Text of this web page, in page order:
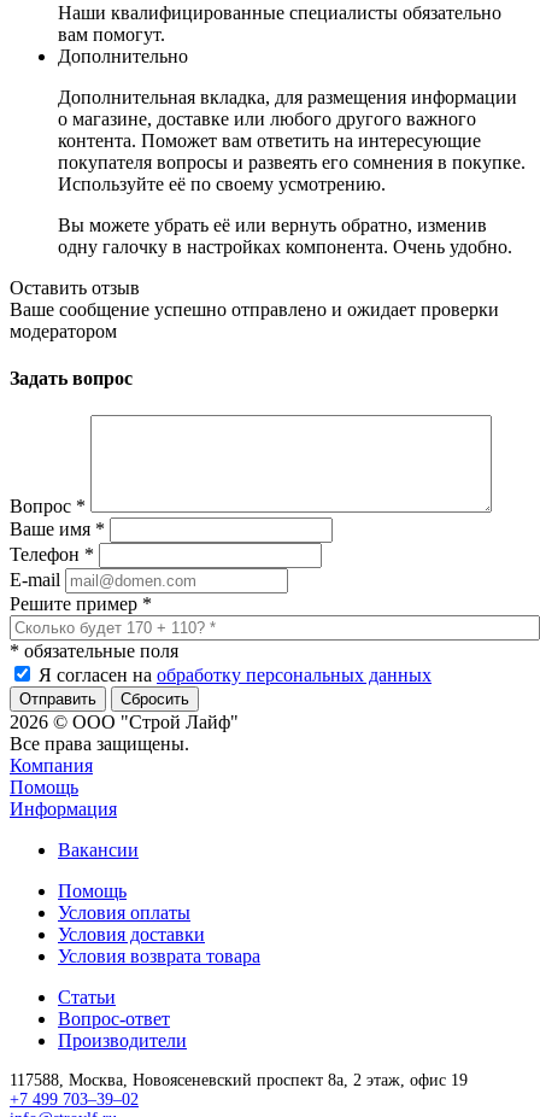
Наши квалифицированные специалисты обязательно
вам помогут.
Дополнительно
Дополнительная вкладка, для размещения информации
о магазине, доставке или любого другого важного
контента. Поможет вам ответить на интересующие
покупателя вопросы и развеять его сомнения в покупке.
Используйте её по своему усмотрению.
Вы можете убрать её или вернуть обратно, изменив
одну галочку в настройках компонента. Очень удобно.
Оставить отзыв
Ваше сообщение успешно отправлено и ожидает проверки
модератором
Задать вопрос
Вопрос *
Ваше имя *
Телефон *
E-mail
Решите пример *
* обязательные поля
Я согласен на обработку персональных данных
Сбросить
2026 © ООО "Строй Лайф"
Все права защищены.
Компания
Помощь
Информация
Вакансии
Помощь
Условия оплаты
Условия доставки
Условия возврата товара
Статьи
Вопрос-ответ
Производители
117588, Москва, Новоясеневский проспект 8а, 2 этаж, офис 19
+7 499 703–39–02